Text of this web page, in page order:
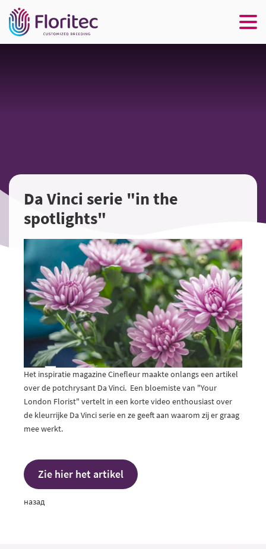
Da Vinci serie "in the
spotlights"
Het inspiratie magazine Cinefleur maakte onlangs een artikel
over de potchrysant Da Vinci. Een bloemiste van "Your
London Florist" vertelt in een korte video enthousiast over
de kleurrijke Da Vinci serie en ze geeft aan waarom zij er graag
mee werkt.
Zie hier het artikel
назад